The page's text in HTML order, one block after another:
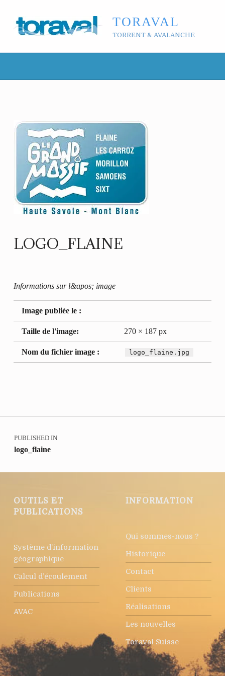
TORAVAL
TORRENT & AVALANCHE
LOGO_FLAINE
Informations sur l&apos; image
Image publiée le :
Taille de l'image: 270 × 187 px
Nom du fichier image : logo_flaine.jpg
Navigation de l’article
PUBLISHED IN
logo_flaine
OUTILS ET
PUBLICATIONS
Système d’information
géographique
Calcul d’écoulement
Publications
AVAC
INFORMATION
Qui sommes-nous ?
Historique
Contact
Clients
Réalisations
Les nouvelles
Toraval Suisse
Rechercher :